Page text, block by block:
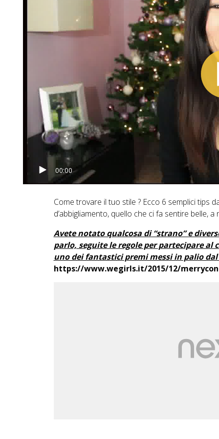
00:00
Come trovare il tuo stile ? Ecco 6 semplici tips
d’abbigliamento, quello che ci fa sentire belle,
Avete notato qualcosa di “strano” e
parlo, seguite le regole per partecipare al
uno dei fantastici premi messi in palio
https://www.wegirls.it/2015/12/